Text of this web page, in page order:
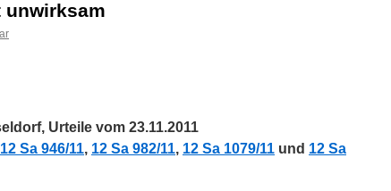
Urteile vom 23.11.2011
12 Sa 946/11, 12 Sa 982/11, 12 Sa 1079/11 und 12 Sa